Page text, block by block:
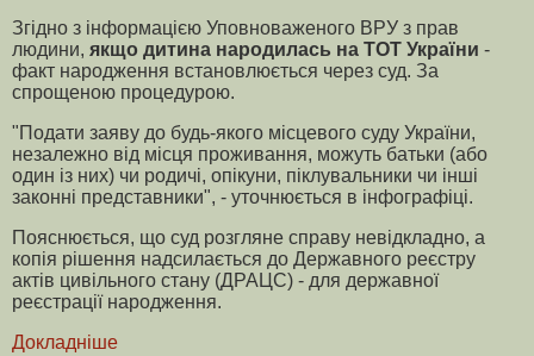
Згідно з інформацією Уповноваженого ВРУ з прав
людини, якщо дитина народилась на ТОТ України -
факт народження встановлюється через суд. За
спрощеною процедурою.
"Подати заяву до будь-якого місцевого суду України,
незалежно від місця проживання, можуть батьки (або
один із них) чи родичі, опікуни, піклувальники чи інші
законні представники", - уточнюється в інфографіці.
Пояснюється, що суд розгляне справу невідкладно, а
копія рішення надсилається до Державного реєстру
актів цивільного стану (ДРАЦС) - для державної
реєстрації народження.
Докладніше